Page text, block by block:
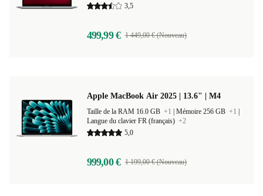
3,5
499,99 € 1 449,00 € (Nouveau)
Apple MacBook Air 2025 | 13.6" | M4
Taille de la RAM 16.0 GB +1 Mémoire 256 GB +1
Langue du clavier FR (français) +2
5,0
999,00 € 1 199,00 € (Nouveau)